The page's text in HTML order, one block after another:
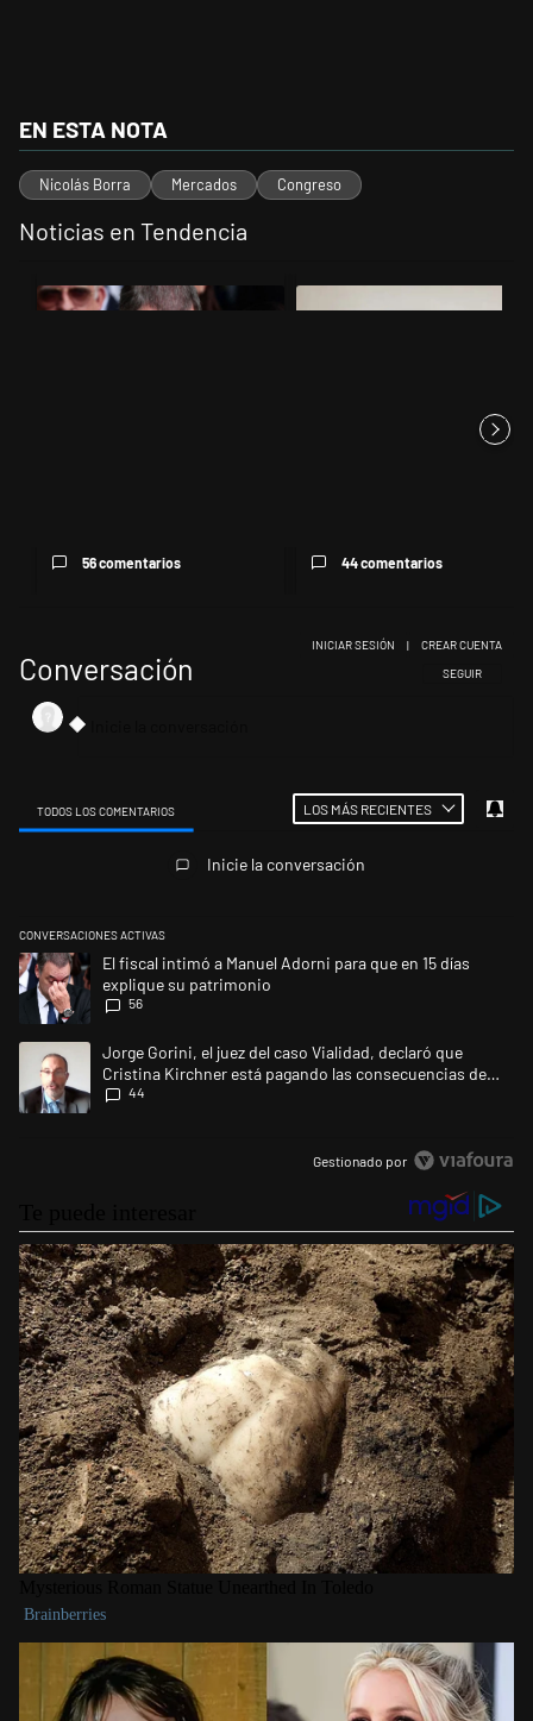
EN ESTA NOTA
Nicolás Borra Mercados Congreso
Noticias en Tendencia
Un artículo de tendencia con el título "El fiscal intimó a Manuel
56 comentarios
Un artículo de tendencia con el
44 comentarios
Conversación SIGA ESTA
SEGUIR
INICIAR SESIÓN | CREAR CUENTA
TODOS LOS COMENTARIOS LOS MÁS RECIENTES
Inicie la conversación
CONVERSACIONES ACTIVAS
Este listado muestra los artículos con más comentarios en los últimos
Un artículo de tendencia con el título "El fiscal intimó a Manuel Adorni
El fiscal intimó a Manuel Adorni para que en 15 días
explique su patrimonio
56
Un artículo de tendencia con el título "Jorge Gorini, el juez del caso
Jorge Gorini, el juez del caso Vialidad, declaró que
Cristina Kirchner está pagando las consecuencias de
cometer "un delito comprobado"
44
Gestionado por